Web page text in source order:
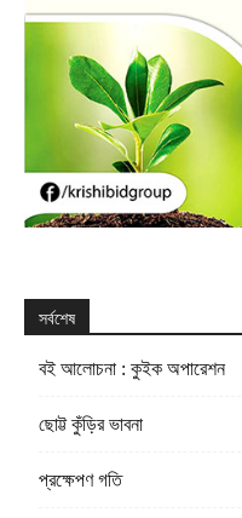
সর্বশেষ
বই আলোচনা : কুইক অপারেশন
ছোট্ট কুঁড়ির ভাবনা
প্রক্ষেপণ গতি